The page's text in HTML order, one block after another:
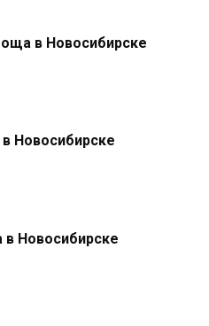
в Новосибирске
Новосибирске
Новосибирске